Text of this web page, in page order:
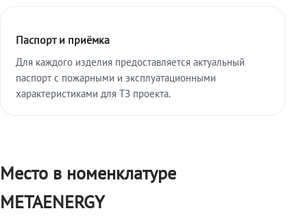
Паспорт и приёмка
Для каждого изделия предоставляется актуальный
паспорт с пожарными и эксплуатационными
характеристиками для ТЗ проекта.
Место в номенклатуре
METAENERGY